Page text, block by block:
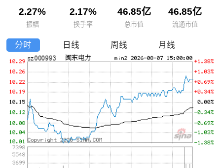
2.27%
振幅
2.17%
换手率
46.85亿
总市值
46.85亿
流通市值
分时 日线 周线 月线